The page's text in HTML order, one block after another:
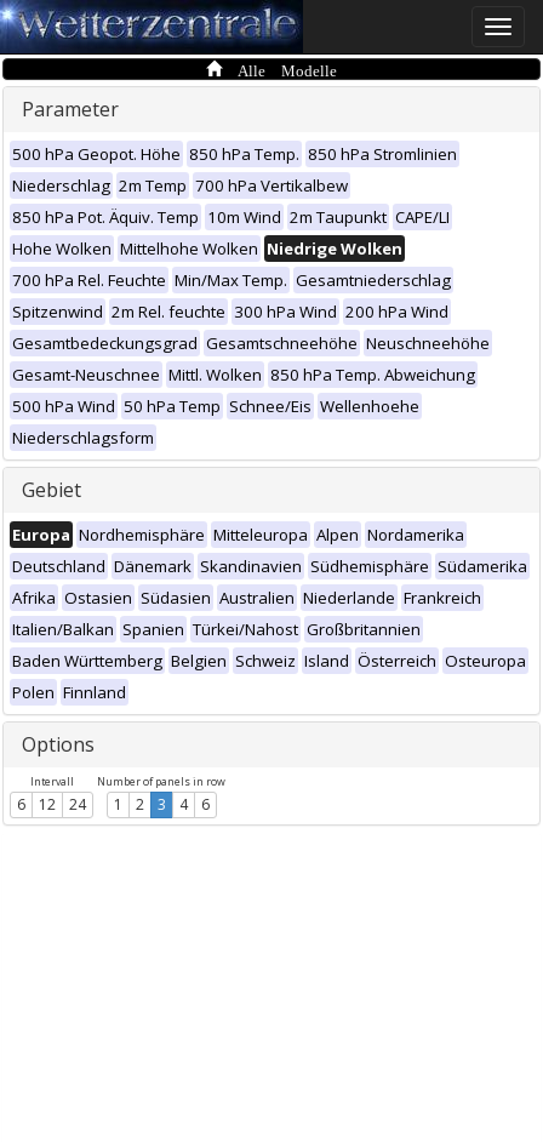
Toggle
Alle Modelle
Parameter
500 hPa Geopot. Höhe 850 hPa Temp. 850 hPa Stromlinien
Niederschlag 2m Temp 700 hPa Vertikalbew
850 hPa Pot. Äquiv. Temp 10m Wind 2m Taupunkt CAPE/LI
Hohe Wolken Mittelhohe Wolken Niedrige Wolken
700 hPa Rel. Feuchte Min/Max Temp. Gesamtniederschlag
Spitzenwind 2m Rel. feuchte 300 hPa Wind 200 hPa Wind
Gesamtbedeckungsgrad Gesamtschneehöhe Neuschneehöhe
Gesamt-Neuschnee Mittl. Wolken 850 hPa Temp. Abweichung
500 hPa Wind 50 hPa Temp Schnee/Eis Wellenhoehe
Niederschlagsform
Gebiet
Europa Nordhemisphäre Mitteleuropa Alpen Nordamerika
Deutschland Dänemark Skandinavien Südhemisphäre Südamerika
Afrika Ostasien Südasien Australien Niederlande Frankreich
Italien/Balkan Spanien Türkei/Nahost Großbritannien
Baden Württemberg Belgien Schweiz Island Österreich Osteuropa
Polen Finnland
Options
Intervall
6 12 24
Number of panels in row
1 2 3 4 6